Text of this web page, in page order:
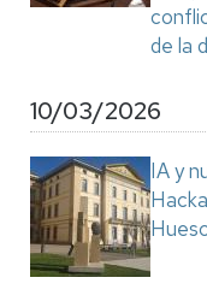
de la
10/03/2026
IA y